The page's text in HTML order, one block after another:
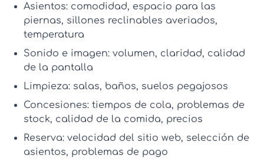
Asientos: comodidad, espacio para las
piernas, sillones reclinables averiados,
temperatura
Sonido e imagen: volumen, claridad, calidad
de la pantalla
Limpieza: salas, baños, suelos pegajosos
Concesiones: tiempos de cola, problemas de
stock, calidad de la comida, precios
Reserva: velocidad del sitio web, selección de
asientos, problemas de pago